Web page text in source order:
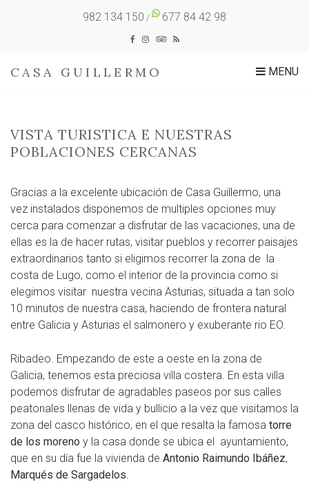
982 134 150 / 677 84 42 98
CASA GUILLERMO MENU
VISTA TURISTICA E NUESTRAS
POBLACIONES CERCANAS
Gracias a la excelente ubicación de Casa Guillermo, una
vez instalados disponemos de multiples opciones muy
cerca para comenzar a disfrutar de las vacaciones, una de
ellas es la de hacer rutas, visitar pueblos y recorrer paisajes
extraordinarios tanto si eligimos recorrer la zona de la
costa de Lugo, como el interior de la provincia como si
elegimos visitar nuestra vecina Asturias, situada a tan solo
10 minutos de nuestra casa, haciendo de frontera natural
entre Galicia y Asturias el salmonero y exuberante rio EO.
Ribadeo. Empezando de este a oeste en la zona de
Galicia, tenemos esta preciosa villa costera. En esta villa
podemos disfrutar de agradables paseos por sus calles
peatonales llenas de vida y bullicio a la vez que visitamos la
zona del casco histórico, en el que resalta la famosa torre
de los moreno y la casa donde se ubica el ayuntamiento,
que en su día fue la vivienda de Antonio Raimundo Ibáñez,
Marqués de Sargadelos.